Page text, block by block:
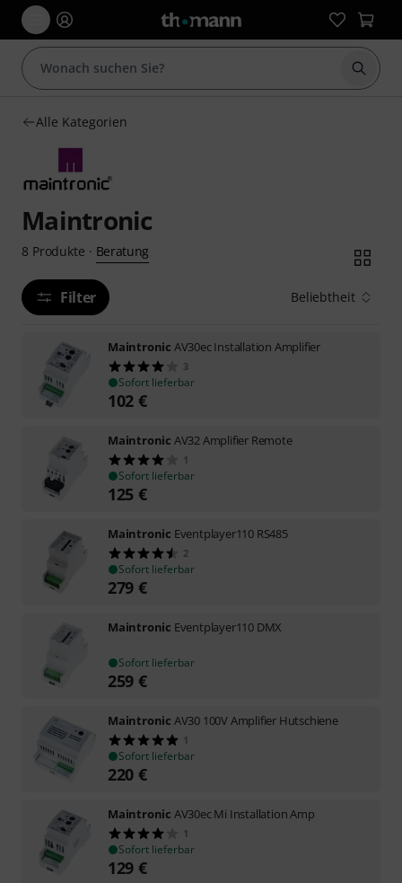
Suche
Alle Kategorien
Maintronic
8 Produkte · Beratung
Filter Beliebtheit
Maintronic AV30ec Installation Amplifier
3
Sofort lieferbar
102 €
Maintronic AV32 Amplifier Remote
1
Sofort lieferbar
125 €
Maintronic Eventplayer110 RS485
2
Sofort lieferbar
279 €
Maintronic Eventplayer110 DMX
Sofort lieferbar
259 €
Maintronic AV30 100V Amplifier Hutschiene
1
Sofort lieferbar
220 €
Maintronic AV30ec Mi Installation Amp
1
Sofort lieferbar
129 €